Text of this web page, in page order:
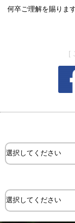
何卒ご理解を賜りま
[